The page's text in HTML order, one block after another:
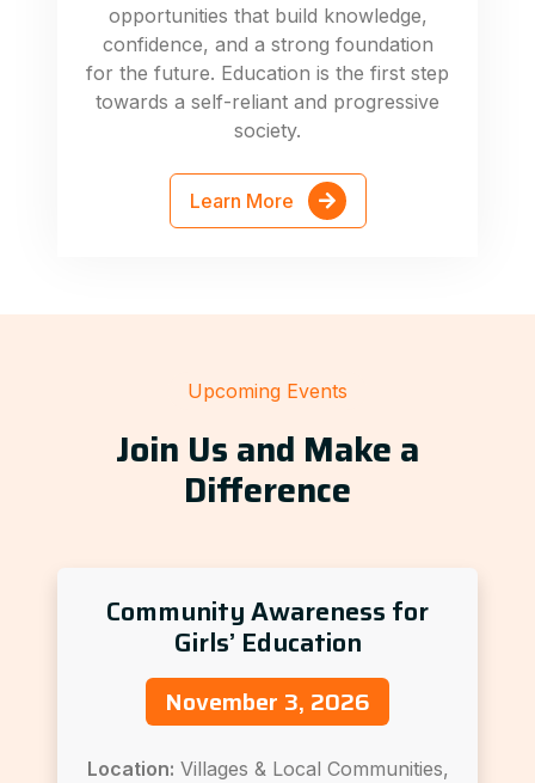
opportunities that build knowledge,
confidence, and a strong foundation
for the future. Education is the first step
towards a self-reliant and progressive
society.
Learn More
Upcoming Events
Join Us and Make a
Difference
Community Awareness for
Girls’ Education
November 3, 2026
Location: Villages & Local Communities,